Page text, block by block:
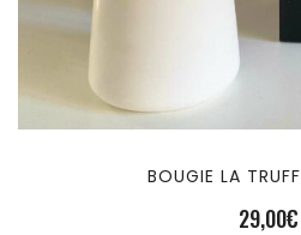
BOUGIE LA
29,00€